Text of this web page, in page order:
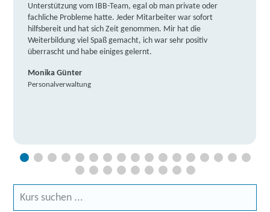
Unterstützung vom IBB-Team, egal ob man private oder
fachliche Probleme hatte. Jeder Mitarbeiter war sofort
hilfsbereit und hat sich Zeit genommen. Mir hat die
Weiterbildung viel Spaß gemacht, ich war sehr positiv
überrascht und habe einiges gelernt.
Monika Günter
Personalverwaltung